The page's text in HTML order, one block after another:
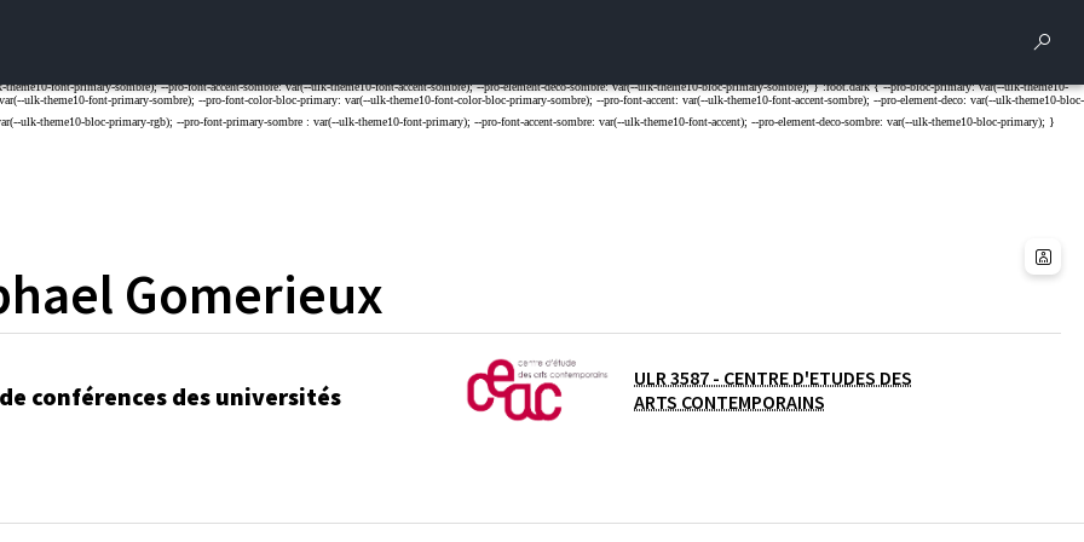
Gomerieux
conférences des universités
ULR 3587 - CENTRE D'ETUDES DES
ARTS CONTEMPORAINS